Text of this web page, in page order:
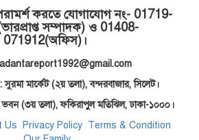
মোগলাবাজার থানার ওসি মনিরের যত
অপকর্ম!
নিয়োগ বাণিজ্য ও কোটি টাকার দুর্নীতি:
তোপের মুখে ডিআইজি কুদ্দুস!
করতে যোগাযোগ নং- 01719-
সম্পাদক) ও 01408-
071912(অফিস)।
সুরমা মার্কেট (২য় তলা),বন্দরবাজার, সিলেট।
ভবন (৩য় তলা), ফকিরাপুল মতিঝিল, ঢাকা-১০০০।
Us Privacy Policy Terms & Condition